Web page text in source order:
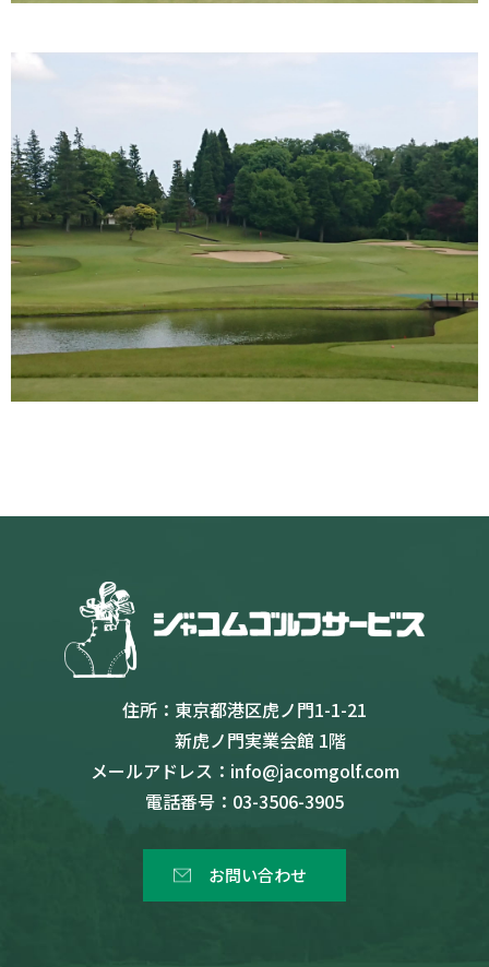
住所： 東京都港区虎ノ門1-1-21
新虎ノ門実業会館 1階
メールアドレス： info@jacomgolf.com
電話番号： 03-3506-3905
お問い合わせ